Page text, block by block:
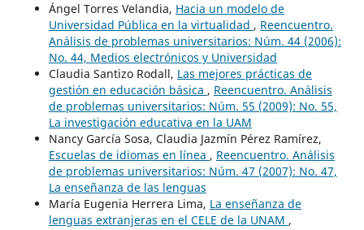
Ángel Torres Velandia, Hacia un modelo de
Universidad Pública en la virtualidad , Reencuentro.
Análisis de problemas universitarios: Núm. 44 (2006):
No. 44, Medios electrónicos y Universidad
Claudia Santizo Rodall, Las mejores prácticas de
gestión en educación básica , Reencuentro. Análisis
de problemas universitarios: Núm. 55 (2009): No. 55,
La investigación educativa en la UAM
Nancy García Sosa, Claudia Jazmín Pérez Ramírez,
Escuelas de idiomas en línea , Reencuentro. Análisis
de problemas universitarios: Núm. 47 (2007): No. 47,
La enseñanza de las lenguas
María Eugenia Herrera Lima, La enseñanza de
lenguas extranjeras en el CELE de la UNAM ,